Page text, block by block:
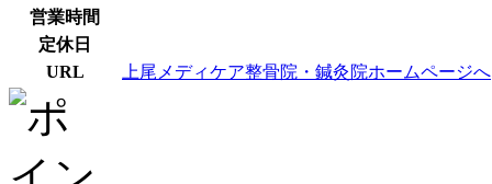
営業時間
定休日
URL
上尾メディケア整骨院・鍼灸院ホームページへ